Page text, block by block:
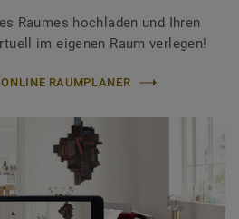
Raumes hochladen und Ihren
im eigenen Raum verlegen!
RAUMPLANER